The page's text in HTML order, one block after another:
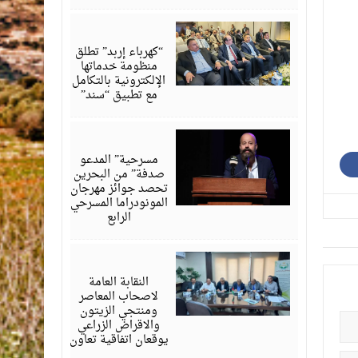
“كهرباء إربد” تطلق
منظومة خدماتها
الإلكترونية بالتكامل
مع تطبيق “سند”
أغسطس
2026
مسرحية” المدعو
صدفة” من البحرين
تحصد جوائز مهرجان
المونودراما المسرحي
الرابع
أغسطس
2026
النقابة العامة
لاصحاب المعاصر
ومنتجي الزيتون
والاقراض الزراعي
يوقعان اتفاقية تعاون
أغسطس
2026